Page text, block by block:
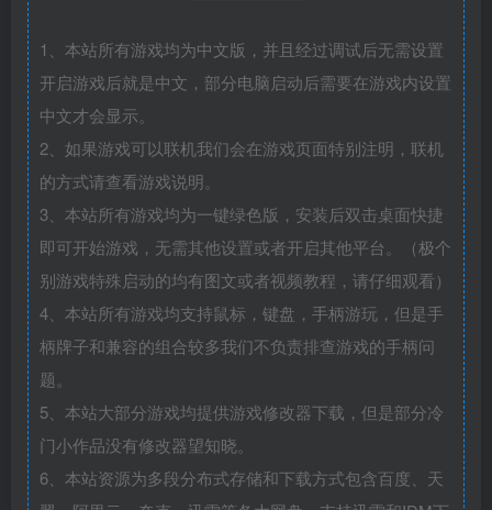
1、本站所有游戏均为中文版，并且经过调试后无需设置
开启游戏后就是中文，部分电脑启动后需要在游戏内设置
中文才会显示。
2、如果游戏可以联机我们会在游戏页面特别注明，联机
的方式请查看游戏说明。
3、本站所有游戏均为一键绿色版，安装后双击桌面快捷
即可开始游戏，无需其他设置或者开启其他平台。（极个
别游戏特殊启动的均有图文或者视频教程，请仔细观看）
4、本站所有游戏均支持鼠标，键盘，手柄游玩，但是手
柄牌子和兼容的组合较多我们不负责排查游戏的手柄问
题。
5、本站大部分游戏均提供游戏修改器下载，但是部分冷
门小作品没有修改器望知晓。
6、本站资源为多段分布式存储和下载方式包含百度、天